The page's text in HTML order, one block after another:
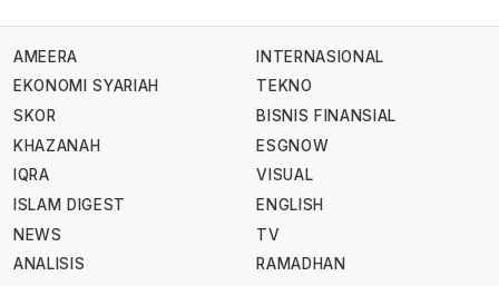
AMEERA
EKONOMI SYARIAH
SKOR
KHAZANAH
IQRA
ISLAM DIGEST
NEWS
ANALISIS
INTERNASIONAL
TEKNO
BISNIS FINANSIAL
ESGNOW
VISUAL
ENGLISH
TV
RAMADHAN